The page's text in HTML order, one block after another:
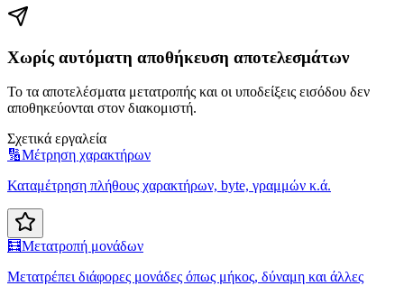
Χωρίς αυτόματη αποθήκευση αποτελεσμάτων
Το τα αποτελέσματα μετατροπής και οι υποδείξεις εισόδου δεν
αποθηκεύονται στον διακομιστή.
Σχετικά εργαλεία
🔢Μέτρηση χαρακτήρων
Καταμέτρηση πλήθους χαρακτήρων, byte, γραμμών κ.ά.
🧮Μετατροπή μονάδων
Μετατρέπει διάφορες μονάδες όπως μήκος, δύναμη και άλλες